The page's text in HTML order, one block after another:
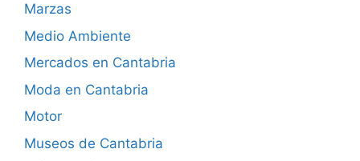
Marzas
Medio Ambiente
Mercados en Cantabria
Moda en Cantabria
Motor
Museos de Cantabria